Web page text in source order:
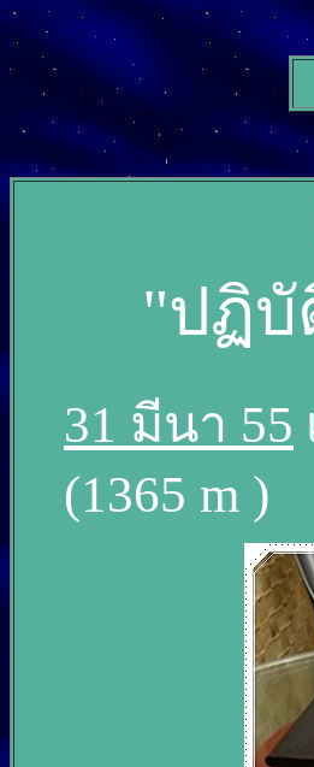
"ปฏิบั
31 มีนา 55
(1365 m )